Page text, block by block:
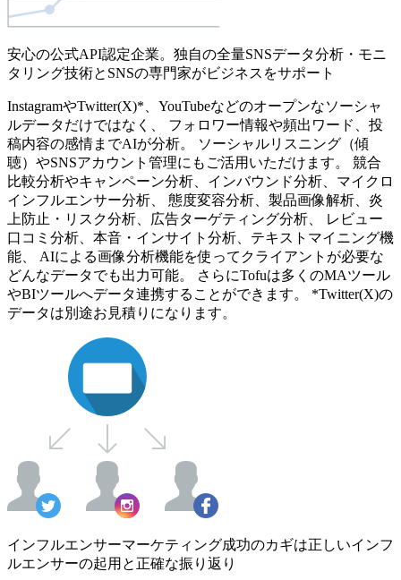
安心の公式API認定企業。独自の全量SNSデータ分析・モニ
タリング技術とSNSの専門家がビジネスをサポート
InstagramやTwitter(X)*、YouTubeなどのオープンなソーシャ
ルデータだけではなく、 フォロワー情報や頻出ワード、投
稿内容の感情までAIが分析。 ソーシャルリスニング（傾
聴）やSNSアカウント管理にもご活用いただけます。 競合
比較分析やキャンペーン分析、インバウンド分析、マイクロ
インフルエンサー分析、 態度変容分析、製品画像解析、炎
上防止・リスク分析、広告ターゲティング分析、 レビュー
口コミ分析、本音・インサイト分析、テキストマイニング機
能、 AIによる画像分析機能を使ってクライアントが必要な
どんなデータでも出力可能。 さらにTofuは多くのMAツール
やBIツールへデータ連携することができます。 *Twitter(X)の
データは別途お見積りになります。
インフルエンサーマーケティング成功のカギは正しいインフ
ルエンサーの起用と正確な振り返り